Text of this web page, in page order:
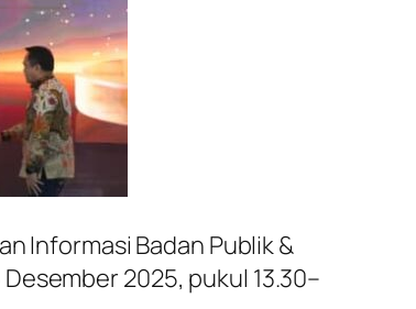
Informasi Badan Publik &
2025, pukul 13.30–